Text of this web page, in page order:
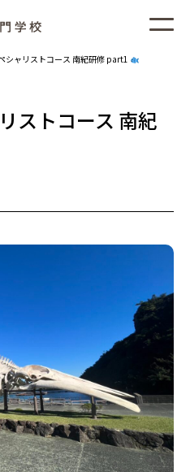
シャリストコース 南紀研修 part1
ストコース 南紀